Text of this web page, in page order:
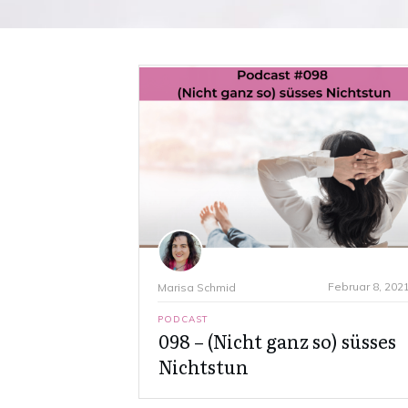
Marisa Schmid Februar 8,
PODCAST
098 – (Nicht ganz so) süsses
Nichtstun